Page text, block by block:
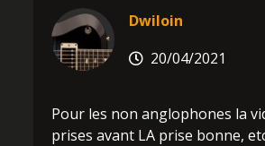
Dwiloin
20/04/2021
Pour les non anglophones la
prises avant LA prise bonne,